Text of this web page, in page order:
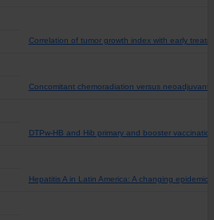
Correlation of tumor growth index with early
Concomitant chemoradiation versus neoadjuvant
DTPw-HB and Hib primary and booster
Hepatitis A in Latin America: A changing